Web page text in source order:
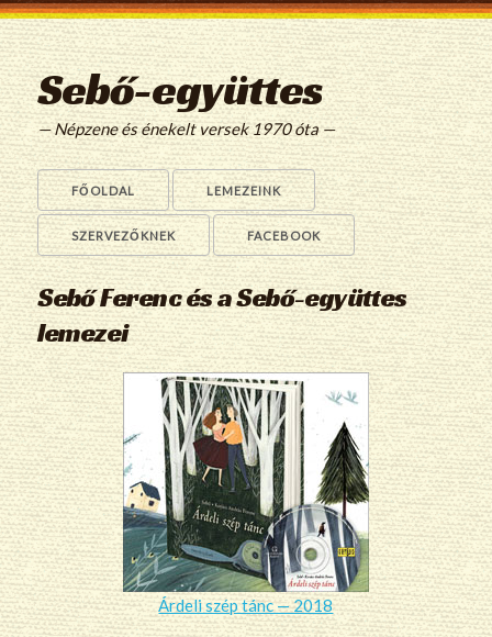
Sebő-együttes
— Népzene és énekelt versek 1970 óta —
FŐOLDAL LEMEZEINK
SZERVEZŐKNEK FACEBOOK
Sebő Ferenc és a Sebő-együttes
lemezei
Árdeli szép tánc — 2018